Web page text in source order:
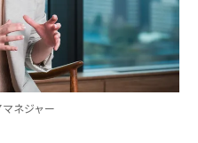
ネジャー